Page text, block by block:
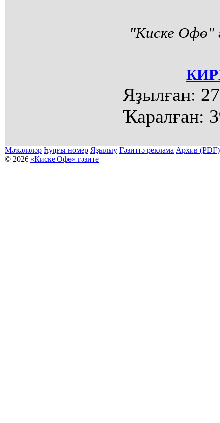
"Киске Өфө"
Яҙылған:
Ҡаралған:
Мәҡәләләр Һуңғы номер Яҙылыу Гәзиттә реклама Архив (PDF)
© 2026 «Киске Өфө» гәзите